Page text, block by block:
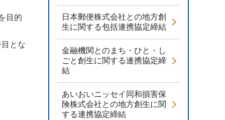
日本郵便株式会社との地方創
生に関する包括連携協定締結
金融機関とのまち・ひと・し
ごと創生に関する連携協定締
結
あいおいニッセイ同和損害保
険株式会社との地方創生に関
する連携協定締結
目的
とな